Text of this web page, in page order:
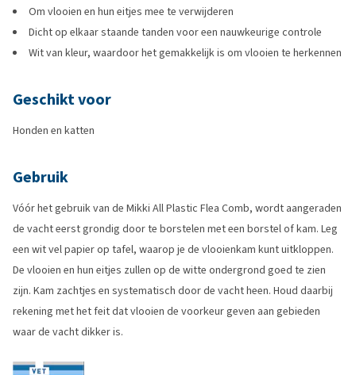
Om vlooien en hun eitjes mee te verwijderen
Dicht op elkaar staande tanden voor een nauwkeurige controle
Wit van kleur, waardoor het gemakkelijk is om vlooien te herkennen
Geschikt voor
Honden en katten
Gebruik
Vóór het gebruik van de Mikki All Plastic Flea Comb, wordt aangeraden
de vacht eerst grondig door te borstelen met een borstel of kam. Leg
een wit vel papier op tafel, waarop je de vlooienkam kunt uitkloppen.
De vlooien en hun eitjes zullen op de witte ondergrond goed te zien
zijn. Kam zachtjes en systematisch door de vacht heen. Houd daarbij
rekening met het feit dat vlooien de voorkeur geven aan gebieden
waar de vacht dikker is.